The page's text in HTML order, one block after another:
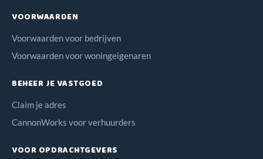
VOORWAARDEN
Voorwaarden voor bedrijven
Voorwaarden voor woningeigenaren
BEHEER JE VASTGOED
Claim je adres
CannonWorks voor verhuurders
VOOR OPDRACHTGEVERS